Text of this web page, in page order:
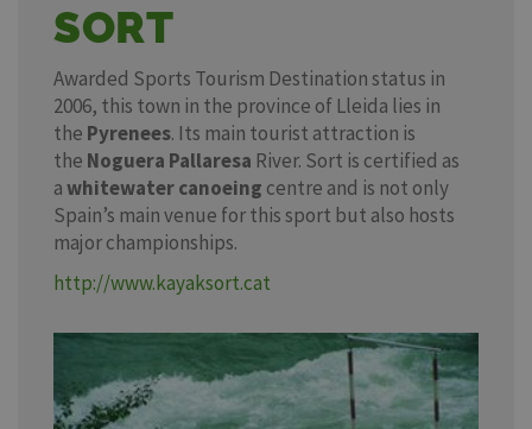
SORT
Awarded Sports Tourism Destination status in
2006, this town in the province of Lleida lies in
the Pyrenees. Its main tourist attraction is
the Noguera Pallaresa River. Sort is certified as
awhitewater canoeing centre and is not only
Spain’s main venue for this sport but also hosts
major championships.
http://www.kayaksort.cat